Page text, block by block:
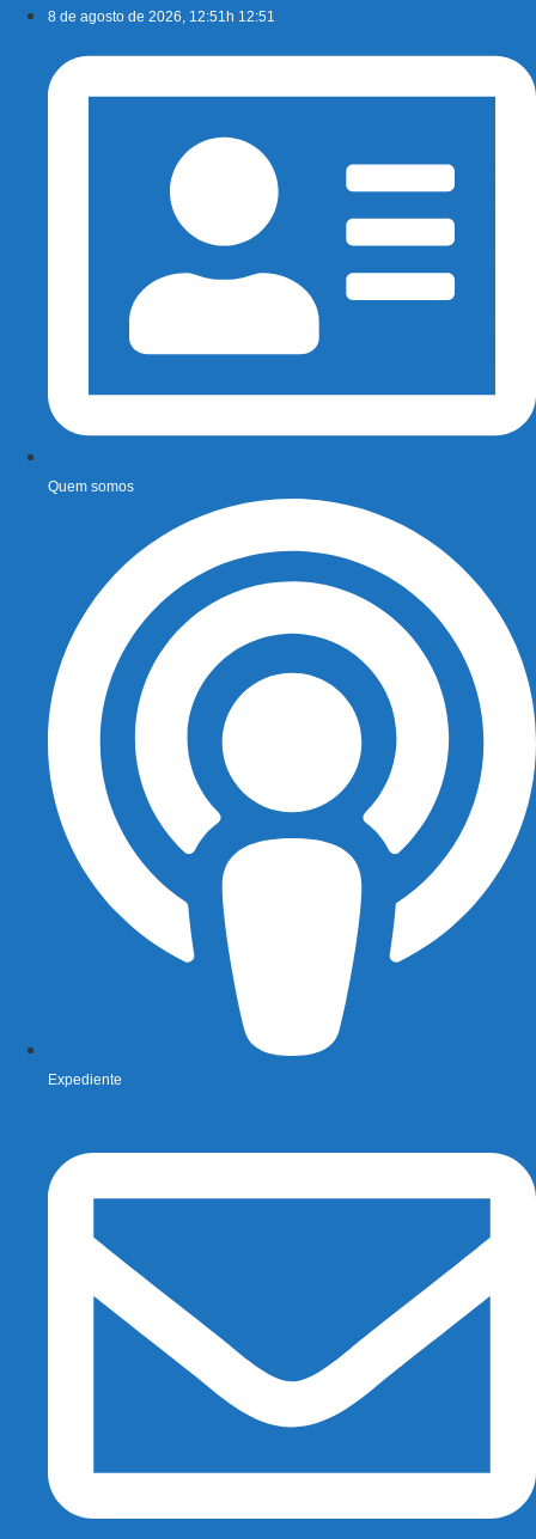
conteúdo
8 de agosto de 2026, 12:51h 12:51
Quem somos
Expediente